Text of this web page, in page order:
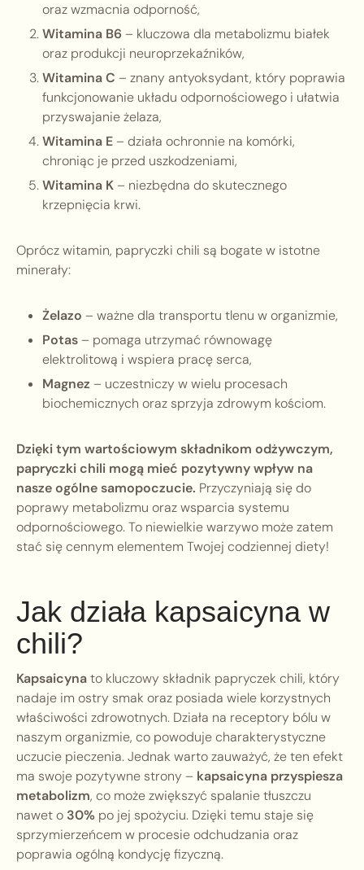
oraz wzmacnia odporność,
Witamina B6 – kluczowa dla metabolizmu białek
oraz produkcji neuroprzekaźników,
Witamina C – znany antyoksydant, który poprawia
funkcjonowanie układu odpornościowego i ułatwia
przyswajanie żelaza,
Witamina E– działa ochronnie na komórki,
chroniąc je przed uszkodzeniami,
Witamina K– niezbędna do skutecznego
krzepnięcia krwi.
Oprócz witamin, papryczki chili są bogate w istotne
minerały:
Żelazo – ważne dla transportu tlenu w organizmie,
Potas– pomaga utrzymać równowagę
elektrolitową i wspiera pracę serca,
Magnez – uczestniczy w wielu procesach
biochemicznych oraz sprzyja zdrowym kościom.
Dzięki tym wartościowym składnikom odżywczym,
papryczki chili mogą mieć pozytywny wpływ na
nasze ogólne samopoczucie. Przyczyniają się do
poprawy metabolizmu oraz wsparcia systemu
odpornościowego. To niewielkie warzywo może zatem
stać się cennym elementem Twojej codziennej diety!
Jak działa kapsaicyna w
chili?
Kapsaicynato kluczowy składnik papryczek chili, który
nadaje im ostry smak oraz posiada wiele korzystnych
właściwości zdrowotnych. Działa na receptory bólu w
naszym organizmie, co powoduje charakterystyczne
uczucie pieczenia. Jednak warto zauważyć, że ten efekt
ma swoje pozytywne strony – kapsaicyna przyspiesza
metabolizm, co może zwiększyć spalanie tłuszczu
nawet o 30% po jej spożyciu. Dzięki temu staje się
sprzymierzeńcem w procesie odchudzania oraz
poprawia ogólną kondycję fizyczną.